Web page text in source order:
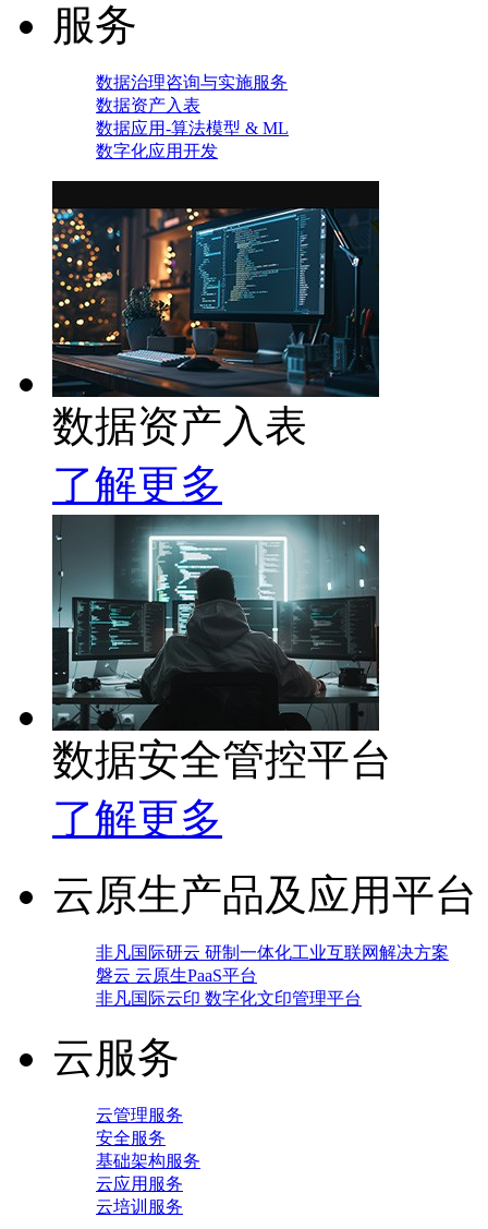
服务
数据治理咨询与实施服务
数据资产入表
数据应用-算法模型 & ML
数字化应用开发
数据资产入表
了解更多
数据安全管控平台
了解更多
云原生产品及应用平台
非凡国际研云 研制一体化工业互联网解决方案
磐云 云原生PaaS平台
非凡国际云印 数字化文印管理平台
云服务
云管理服务
安全服务
基础架构服务
云应用服务
云培训服务